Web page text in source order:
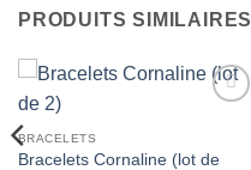
PRODUITS SIMILAIRES
BRACELETS
Bracelets Cornaline (lot de